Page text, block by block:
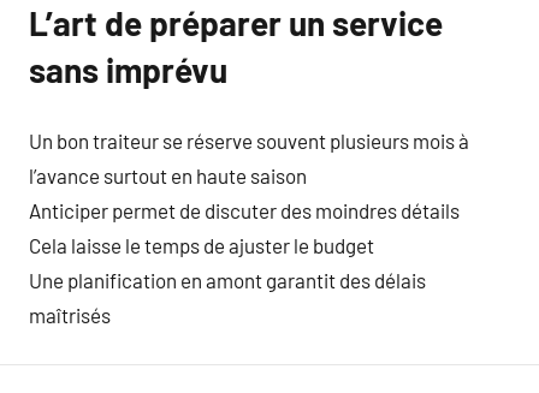
L’art de préparer un service
sans imprévu
Un bon traiteur se réserve souvent plusieurs mois à
l’avance surtout en haute saison
Anticiper permet de discuter des moindres détails
Cela laisse le temps de ajuster le budget
Une planification en amont garantit des délais
maîtrisés